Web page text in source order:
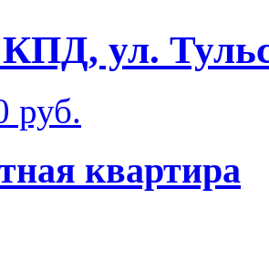
ул.
руб.
квартира